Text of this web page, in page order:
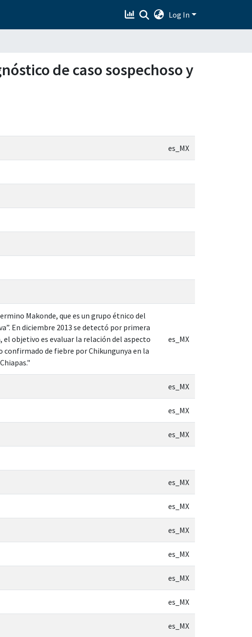
Log In
de caso sospechoso y
es_MX
Makonde, que es un grupo étnico del
En diciembre 2013 se detectó por primera
objetivo es evaluar la relación del aspecto
de fiebre por Chikungunya en la
es_MX
es_MX
es_MX
es_MX
es_MX
es_MX
es_MX
es_MX
es_MX
es_MX
es_MX